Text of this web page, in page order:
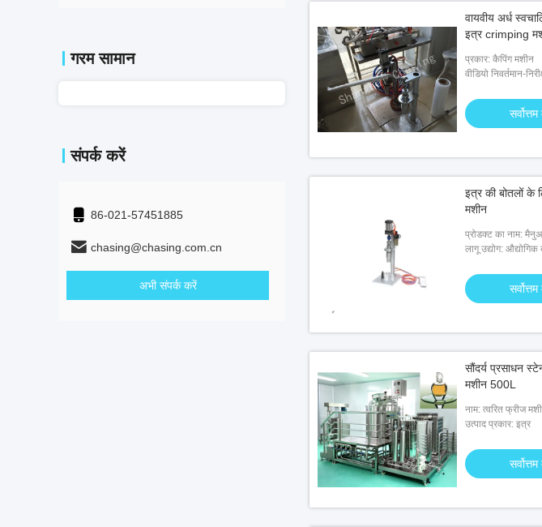
गरम सामान
संपर्क करें
86-021-57451885
chasing@chasing.com.cn
अभी संपर्क करें
वायवीय अर्ध
इत्र crimping
प्रकार: कैपिंग मशीन
वीडियो निवर्तमान-
इत्र की बोतलों के
मशीन
प्रोडक्ट का नाम:
लागू उद्योग: औद्योगिक
सौंदर्य प्रसाधन
मशीन 500L
नाम: त्वरित फ्रीज
उत्पाद प्रकार: इत्र